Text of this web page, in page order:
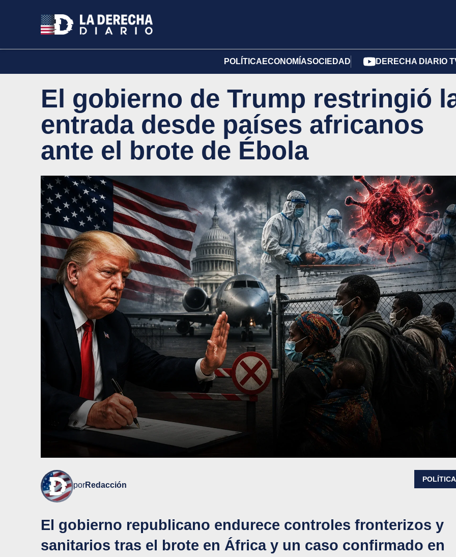
POLÍTICA ECONOMÍASOCIEDAD DERECHA DIARIO
El gobierno de Trump restringió
entrada desde países africanos
ante el brote de Ébola
porRedacción
POLÍTICA
El gobierno republicano endurece controles fronterizos y
sanitarios tras el brote en África y un caso confirmado en